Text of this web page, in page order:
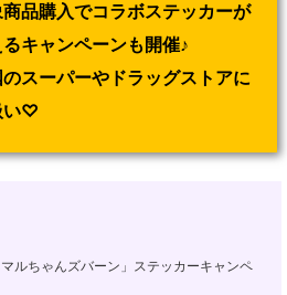
商品購入でコラボステッカーが
るキャンペーンも開催♪
のスーパーやドラッグストアに
い♡
ルちゃんズバーン」ステッカーキャンペ